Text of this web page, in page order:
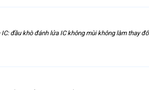
đầu khò đánh lửa IC không mùi không làm thay